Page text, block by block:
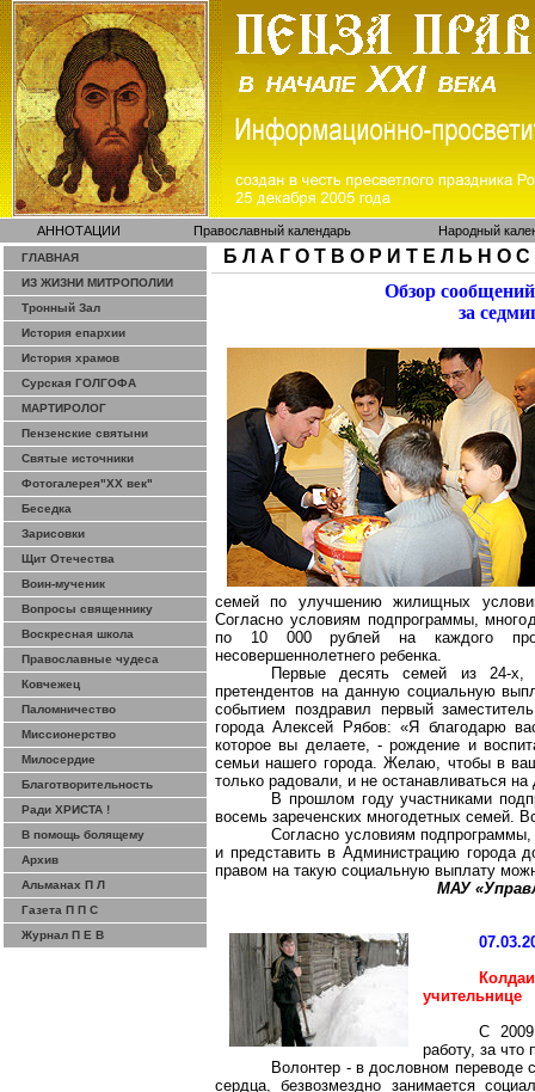
АННОТАЦИИ Православный календарь Народный
ГЛАВНАЯ
ИЗ ЖИЗНИ МИТРОПОЛИИ
Тронный Зал
История епархии
История храмов
Сурская ГОЛГОФА
МАРТИРОЛОГ
Пензенские святыни
Святые источники
Фотогалерея"ХХ век"
Беседка
Зарисовки
Щит Отечества
Воин-мученик
Вопросы священнику
Воскресная школа
Православные чудеса
Ковчежец
Паломничество
Миссионерство
Милосердие
Благотворительность
Ради ХРИСТА !
В помощь болящему
Архив
Альманах П Л
Газета П П С
Журнал П Е В
Б Л А Г О Т В О Р И Т Е Л Ь Н О С
Обзор
за
семей по улучшению жилищных
Согласно условиям подпрограммы,
по 10 000 рублей на каждого
несовершеннолетнего ребенка.
Первые десять семей из 24-х,
претендентов на данную социальную
событием поздравил первый
города Алексей Рябов: «Я благодарю
которое вы делаете, - рождение и
семьи нашего города. Желаю, чтобы в
только радовали, и не останавливаться на
В прошлом году участниками
восемь зареченских многодетных семей.
Согласно условиям
и представить в Администрацию города
правом на такую социальную выплату
МАУ
учительнице
С
работу, за
Волонтер - в дословном переводе
сердца, безвозмездно занимается